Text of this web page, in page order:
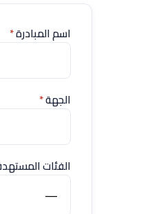
اسم المبادرة*
الجهة*
الفئات